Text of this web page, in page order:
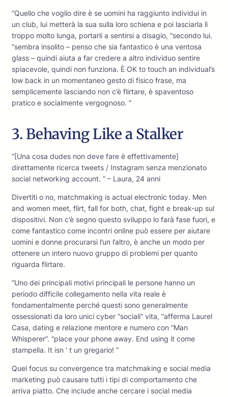
“Quello che voglio dire è se uomini ha raggiunto individui in
un club, lui metterà la sua sulla loro schiena e poi lasciarla lì
troppo molto lunga, portarli a sentirsi a disagio, “secondo lui.
“sembra insolito – penso che sia fantastico è una ventosa
glass – quindi aiuta a far credere a altro individuo sentire
spiacevole, quindi non funziona. È OK to touch an individual’s
low back in un momentaneo gesto di fisico frase, ma
semplicemente lasciando non c’è flirtare, è spaventoso
pratico e socialmente vergognoso. “
3. Behaving Like a Stalker
“[Una cosa dudes non deve fare è effettivamente]
direttamente ricerca tweets / Instagram senza menzionato
social networking account. ” – Laura, 24 anni
Divertiti o no, matchmaking is actual electronic today. Men
and women meet, flirt, fall for both, chat, fight e break-up sul
dispositivi. Non c’è segno questo sviluppo lo farà fase fuori, e
come fantastico come incontri online può essere per aiutare
uomini e donne procurarsi l’un l’altro, è anche un modo per
ottenere un intero nuovo gruppo di problemi per quanto
riguarda flirtare.
“Uno dei principali motivi principali le persone hanno un
periodo difficile collegamento nella vita reale è
fondamentalmente perché questi sono generalmente
ossessionati da loro unici cyber “sociali” vita, “afferma Laurel
Casa, dating e relazione mentore e numero con “Man
Whisperer”. “place your phone away. End using it come
stampella. It isn ‘ t un gregario! “
Quel focus su convergence tra matchmaking e social media
marketing può causare tutti i tipi di comportamento che
arriva piatto. Che include anche cercare i social media